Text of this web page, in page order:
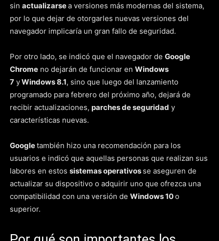
sin actualizarsea versiones más modernas del sistema,
por lo que dejar de otorgarles nuevas versiones del
navegador implicaría un gran fallo de seguridad.
Por otro lado, se indicó que el navegador de Google
Chrome no dejarán de funcionar en Windows
7 yWindows 8.1, sino que luego del lanzamiento
programado para febrero del próximo año, dejará de
recibir actualizaciones, parches de seguridad y
características nuevas.
Googletambién hizo una recomendación para los
usuarios e indicó que aquellas personas que realizan sus
labores en estos sistemas operativos se aseguren de
actualizar su dispositivo o adquirir uno que ofrezca una
compatibilidad con una versión de Windows 10o
superior.